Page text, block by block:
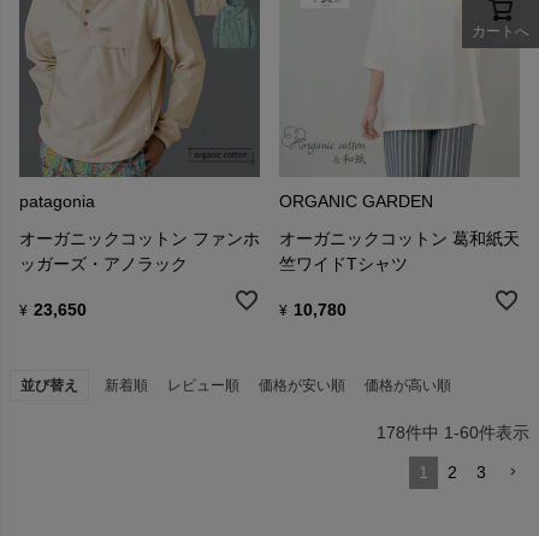
patagonia
オーガニックコットン ファンホ
ッガーズ・アノラック
¥ 23,650
ORGANIC GARDEN
オーガニックコットン 葛和紙天
竺ワイドTシャツ
¥ 10,780
並び替え 新着順 レビュー順 価格が安い順 価格が高い順
178件中 1-60件表示
1 2 3
カートへ